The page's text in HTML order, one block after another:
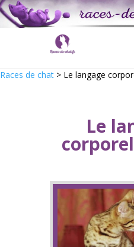
Races de chat > Le langage
Le